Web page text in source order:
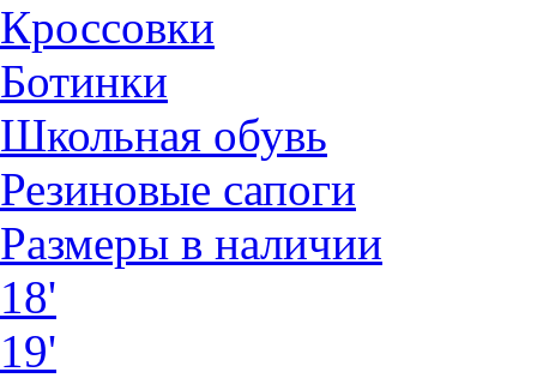
Кроссовки
Ботинки
Школьная обувь
Резиновые сапоги
Размеры в наличии
18'
19'